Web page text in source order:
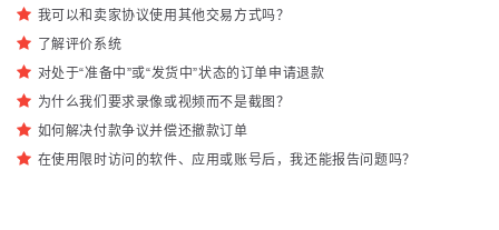
我可以和卖家协议使用其他交易方式吗？
了解评价系统
对处于“准备中”或“发货中”状态的订单申请退款
为什么我们要求录像或视频而不是截图？
如何解决付款争议并偿还撤款订单
在使用限时访问的软件、应用或账号后，我还能报告问题吗？